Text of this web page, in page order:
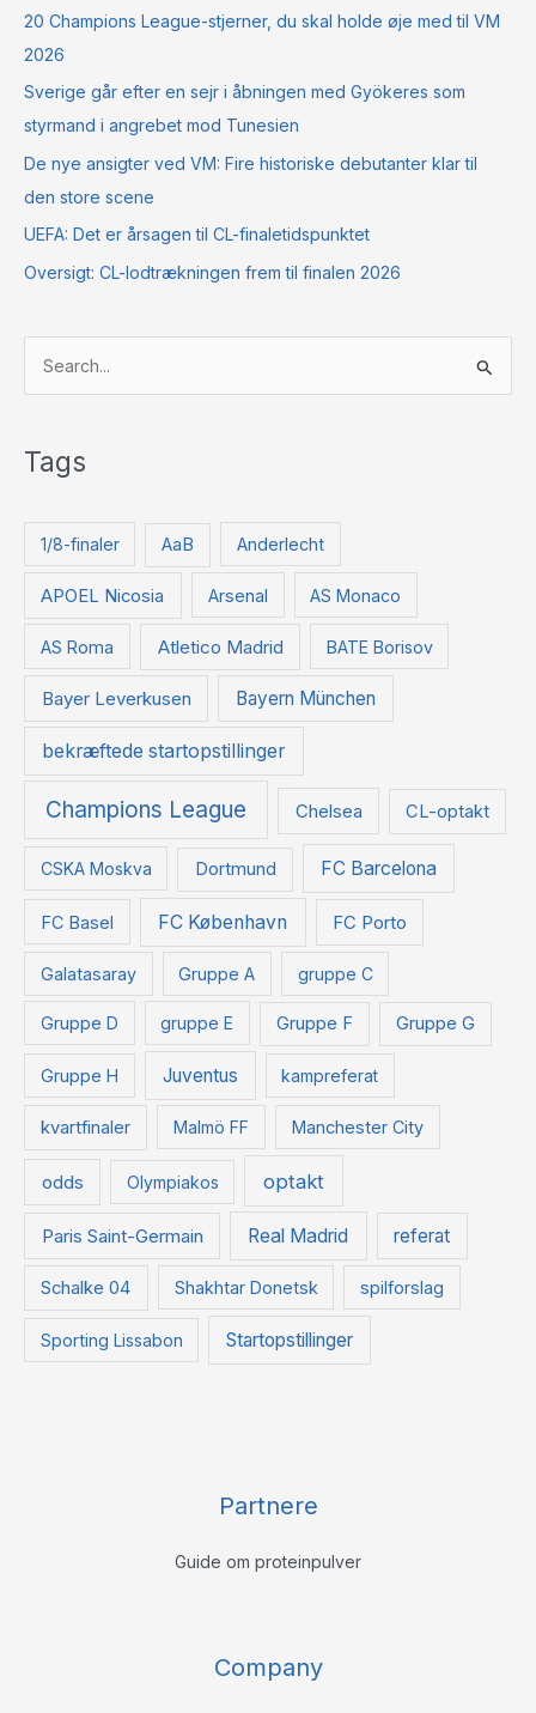
20 Champions League-stjerner, du skal holde øje med til VM
2026
Sverige går efter en sejr i åbningen med Gyökeres som
styrmand i angrebet mod Tunesien
De nye ansigter ved VM: Fire historiske debutanter klar til
den store scene
UEFA: Det er årsagen til CL-finaletidspunktet
Oversigt: CL-lodtrækningen frem til finalen 2026
e
e
Tags
1/8-finaler AaB Anderlecht
APOEL Nicosia Arsenal AS Monaco
AS Roma Atletico Madrid BATE Borisov
Bayer Leverkusen Bayern München
bekræftede startopstillinger
Champions League Chelsea CL-optakt
CSKA Moskva Dortmund FC Barcelona
FC Basel FC København FC Porto
Galatasaray Gruppe A gruppe C
Gruppe D gruppe E Gruppe F Gruppe G
Gruppe H Juventus kampreferat
kvartfinaler Malmö FF Manchester City
odds Olympiakos optakt
Paris Saint-Germain Real Madrid referat
Schalke 04 Shakhtar Donetsk spilforslag
Sporting Lissabon Startopstillinger
Partnere
Guide om proteinpulver
Company